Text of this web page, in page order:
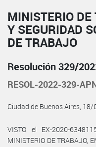
MINISTERIO
Y SEGURIDAD
DE TRABAJO
Resolución 329/
RESOL-2022-329-
Ciudad de Buenos Aires,
VISTO el EX-2020-
MINISTERIO DE TRABAJO,